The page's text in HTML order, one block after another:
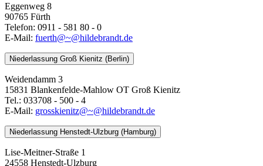
Eggenweg 8
90765 Fürth
Telefon: 0911 - 581 80 - 0
E-Mail: fuerth@~@hildebrandt.de
Niederlassung Groß Kienitz (Berlin)
Weidendamm 3
15831 Blankenfelde-Mahlow OT Groß Kienitz
Tel.: 033708 - 500 - 4
E-Mail: grosskienitz@~@hildebrandt.de
Niederlassung Henstedt-Ulzburg (Hamburg)
Lise-Meitner-Straße 1
24558 Henstedt-Ulzburg